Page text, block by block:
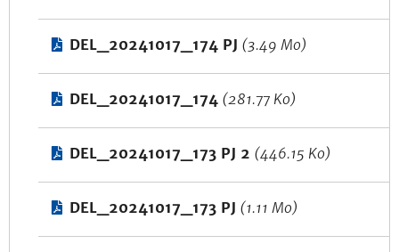
DEL_20241017_174 PJ (3.49 Mo)
DEL_20241017_174 (281.77 Ko)
DEL_20241017_173 PJ 2 (446.15 Ko)
DEL_20241017_173 PJ (1.11 Mo)